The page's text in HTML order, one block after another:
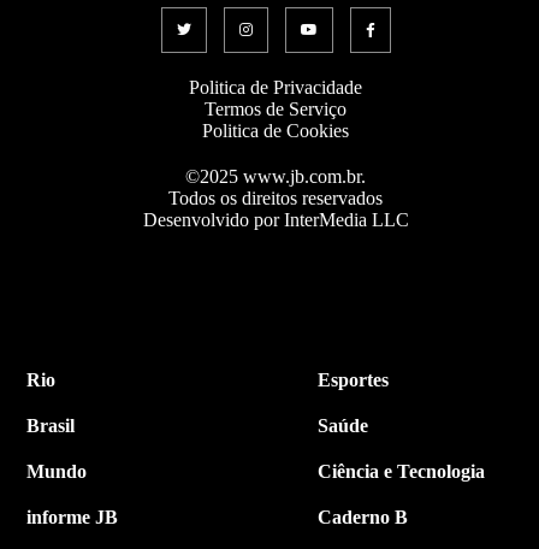
Politica de Privacidade
Termos de Serviço
Politica de Cookies
©2025 www.jb.com.br.
Todos os direitos reservados
Desenvolvido por InterMedia LLC
Rio
Brasil
Mundo
informe JB
Esportes
Saúde
Ciência e Tecnologia
Caderno B